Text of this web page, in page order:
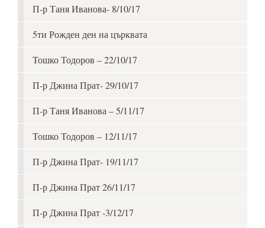
П-р Таня Иванова- 8/10/17
5ти Рожден ден на църквата
Тошко Тодоров – 22/10/17
П-р Джина Прат- 29/10/17
П-р Таня Иванова – 5/11/17
Тошко Тодоров – 12/11/17
П-р Джина Прат- 19/11/17
П-р Джина Прат 26/11/17
П-р Джина Прат -3/12/17